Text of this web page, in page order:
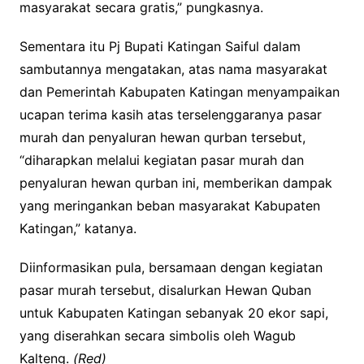
masyarakat secara gratis,” pungkasnya.
Sementara itu Pj Bupati Katingan Saiful dalam
sambutannya mengatakan, atas nama masyarakat
dan Pemerintah Kabupaten Katingan menyampaikan
ucapan terima kasih atas terselenggaranya pasar
murah dan penyaluran hewan qurban tersebut,
“diharapkan melalui kegiatan pasar murah dan
penyaluran hewan qurban ini, memberikan dampak
yang meringankan beban masyarakat Kabupaten
Katingan,” katanya.
Diinformasikan pula, bersamaan dengan kegiatan
pasar murah tersebut, disalurkan Hewan Quban
untuk Kabupaten Katingan sebanyak 20 ekor sapi,
yang diserahkan secara simbolis oleh Wagub
Kalteng. (Red)